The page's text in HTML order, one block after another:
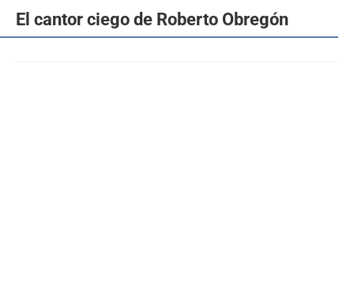
El cantor ciego de Roberto Obregón